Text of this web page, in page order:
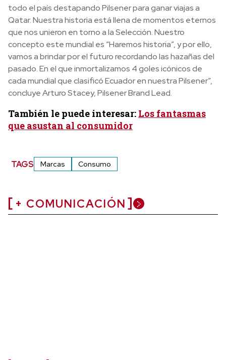
todo el país destapando Pilsener para ganar viajas a
Qatar. Nuestra historia está llena de momentos eternos
que nos unieron en torno a la Selección. Nuestro
concepto este mundial es “Haremos historia”, y por ello,
vamos a brindar por el futuro recordando las hazañas del
pasado. En el que inmortalizamos 4 goles icónicos de
cada mundial que clasificó Ecuador en nuestra Pilsener”,
concluye Arturo Stacey, Pilsener Brand Lead.
También le puede interesar: Los fantasmas
que asustan al consumidor
TAGS Marcas Consumo
+ COMUNICACIÓN